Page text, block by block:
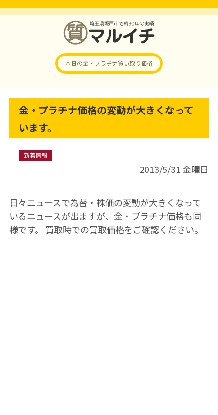
本日の金・プラチナ買い取り価格
金・プラチナ価格の変動が大きくなって
います。
新着情報
2013/5/31 金曜日
日々ニュースで為替・株価の変動が大きくなって
いるニュースが出ますが、金・プラチナ価格も同
様です。 買取時での買取価格をご確認ください。